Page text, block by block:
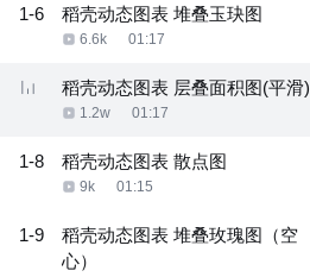
1-6 稻壳动态图表 堆叠玉玦图
6.6k 01:17
稻壳动态图表 层叠面积图(平滑)
1.2w 01:17
1-8 稻壳动态图表 散点图
9k 01:15
1-9
稻壳动态图表 堆叠玫瑰图（空
心）